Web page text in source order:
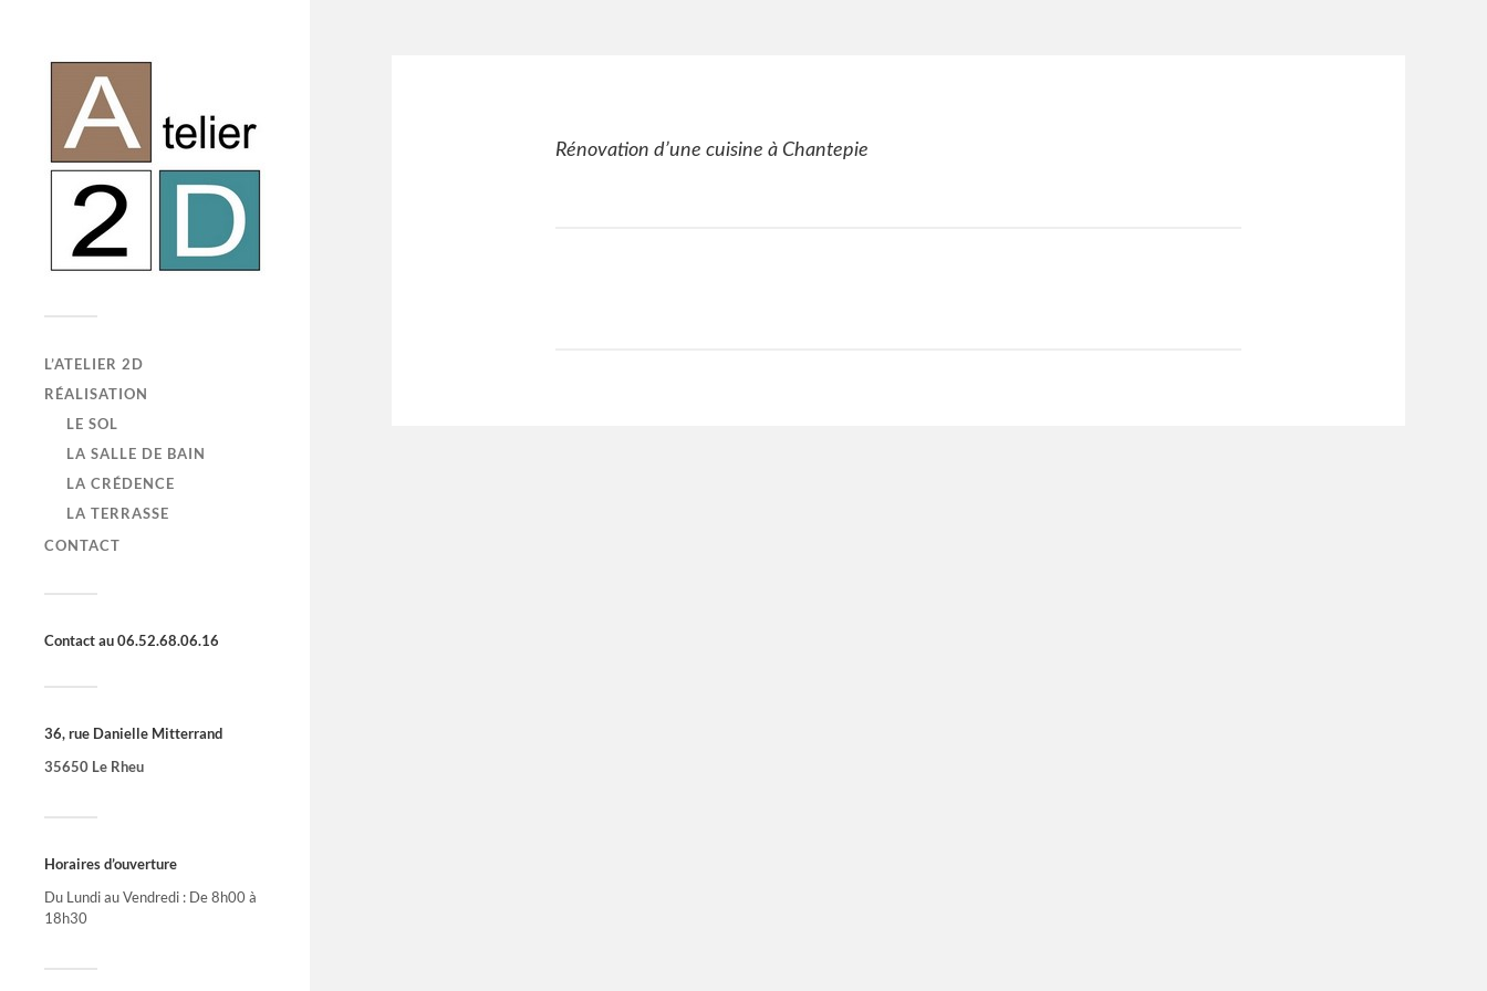
L’ATELIER 2D
RÉALISATION
LE SOL
LA SALLE DE BAIN
LA CRÉDENCE
LA TERRASSE
CONTACT
Contact au 06.52.68.06.16
36, rue Danielle Mitterrand
35650 Le Rheu
Horaires d’ouverture
Du Lundi au Vendredi : De 8h00 à
18h30
Rénovation d’une cuisine à Chantepie